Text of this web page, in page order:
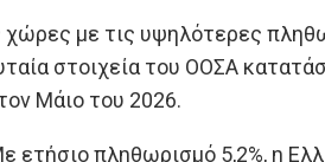
χώρες με τις υψηλότερες
στοιχεία του ΟΟΣΑ
Μάιο του 2026.
ετήσιο πληθωρισμό 5,2%, η